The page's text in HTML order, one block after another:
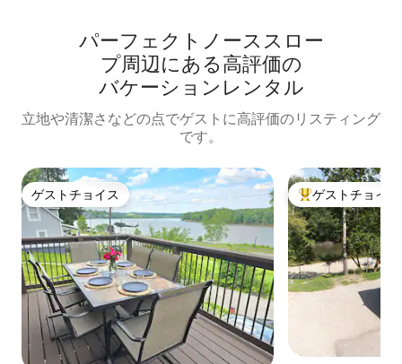
パーフェクトノーススロー
プ⁠周⁠辺⁠に⁠あ⁠る高⁠評⁠価⁠の
バ⁠ケ⁠ー⁠シ⁠ョ⁠ン⁠レ⁠ン⁠タ⁠ル
立地や清潔さなどの点でゲストに高評価のリスティング
です。
ゲストチョイス
ゲストチョイス 大好評のゲスト
ゲストチョイス